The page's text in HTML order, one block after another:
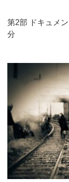
第2部 ドキュメ
分